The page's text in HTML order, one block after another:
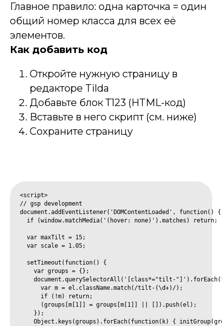
Главное правило: одна карточка = один
общий номер класса для всех её
элементов.
Как добавить код
Откройте нужную страницу в
редакторе Tilda
Добавьте блок Т123 (HTML-код)
Вставьте в него скрипт (см. ниже)
Сохраните страницу
<script>
// gsp development
document.addEventListener('DOMContentLoaded', function() {
  if (window.matchMedia('(hover: none)').matches) return;
  var maxTilt = 15;
  var scale = 1.05;
  setTimeout(function() {
    var groups = {};
document.querySelectorAll('[class*="tilt-
      var m = el.className.match(/tilt-(\d+)/);
      if (!m) return;
      (groups[m[1]] = groups[m[1]] || []).push(el);
    });
Object.keys(groups).forEach(function(k) {